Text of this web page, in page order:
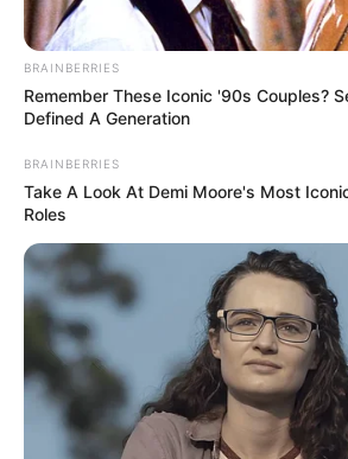
BRAINBERRIES
Remember These Iconic '90s Couples?
Defined A Generation
BRAINBERRIES
Take A Look At Demi Moore's Most
Roles